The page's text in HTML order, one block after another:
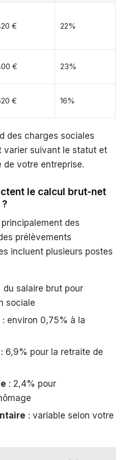
€ 22%
€ 23%
€ 16%
des charges sociales
varier suivant le statut et
de votre entreprise.
le calcul brut-net
des
prélèvements
incluent plusieurs postes
du salaire brut pour
sociale
: environ 0,75% à la
: 6,9% pour la retraite de
: 2,4% pour
: variable selon votre